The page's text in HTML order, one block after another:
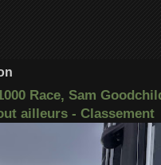
Race, Sam
ailleurs - Classement